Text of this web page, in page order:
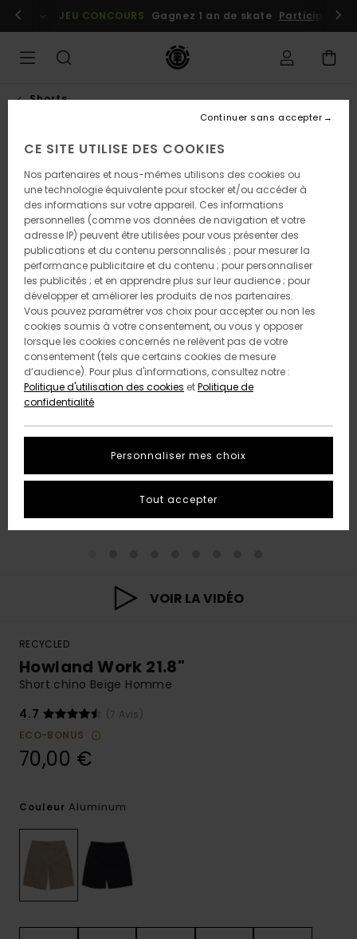
l'information
Se connecter / s'inscrire
JEU CONCOURS Gagnez 1 an de skate Participez
Shorts
VOIR LA VIDÉO
RECYCLED
Howland Work 21.8"
Short chino Beige Homme
4.7
(7 Avis)
ECO-BONUS
70,00 €
Couleur Aluminum
CE SITE UTILISE DES COOKIES
Nos partenaires et nous-mêmes utilisons des cookies ou
une technologie équivalente pour stocker et/ou accéder à
des informations sur votre appareil. Ces informations
personnelles (comme vos données de navigation et votre
adresse IP) peuvent être utilisées pour vous présenter des
publications et du contenu personnalisés ; pour mesurer la
performance publicitaire et du contenu ; pour personnaliser
les publicités ; et en apprendre plus sur leur audience ; pour
développer et améliorer les produits de nos partenaires.
Vous pouvez paramétrer vos choix pour accepter ou non les
cookies soumis à votre consentement, ou vous y opposer
lorsque les cookies concernés ne relèvent pas de votre
consentement (tels que certains cookies de mesure
d’audience). Pour plus d'informations, consultez notre :
Politique d'utilisation des cookies etPolitique de
confidentialité
Personnaliser mes choix
Continuer sans accepter
Tout accepter